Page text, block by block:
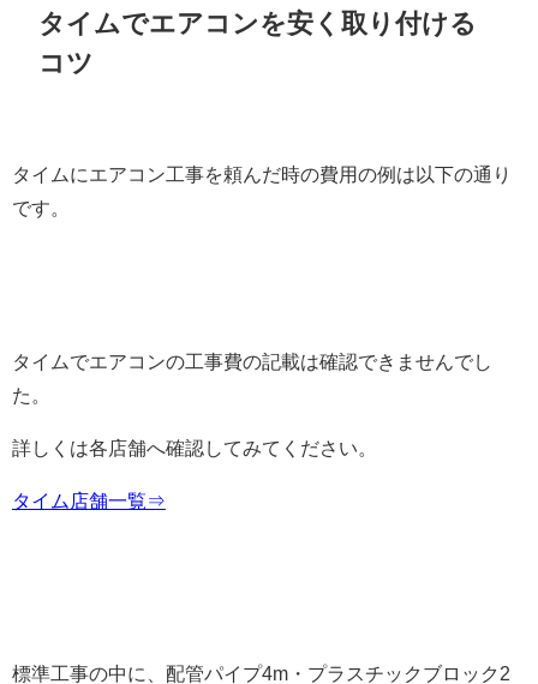
タイムでエアコンを安く取り付ける
コツ
タイムにエアコン工事を頼んだ時の費用の例は以下の通り
です。
タイムでエアコンの工事費の記載は確認できませんでし
た。
詳しくは各店舗へ確認してみてください。
タイム店舗一覧⇒
標準工事の中に、配管パイプ4m・プラスチックブロック2